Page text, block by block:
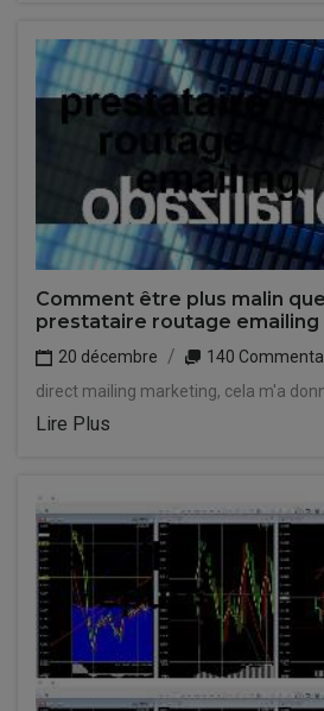
Comment être plus malin
prestataire routage emailing
20 décembre
140
direct mailing marketing, cela m'a
Lire Plus